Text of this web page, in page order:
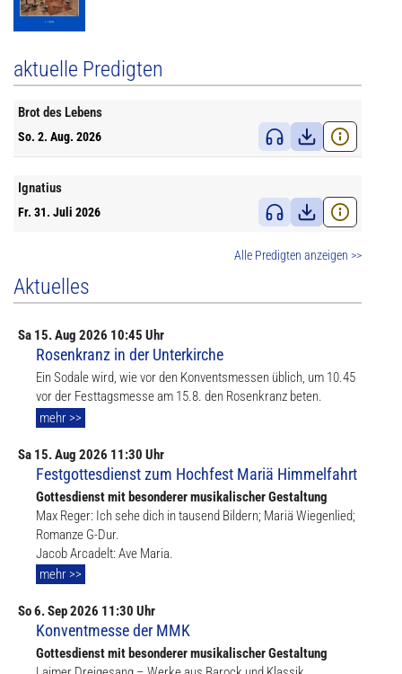
aktuelle Predigten
Brot des Lebens
So. 2. Aug. 2026
Ignatius
Fr. 31. Juli 2026
Alle Predigten anzeigen >>
Aktuelles
Sa 15. Aug 2026 10:45 Uhr
Rosenkranz in der Unterkirche
Ein Sodale wird, wie vor den Konventsmessen üblich, um 10.45
vor der Festtagsmesse am 15.8. den Rosenkranz beten.
mehr >>
Sa 15. Aug 2026 11:30 Uhr
Festgottesdienst zum Hochfest Mariä Himmelfahrt
Gottesdienst mit besonderer musikalischer Gestaltung
Max Reger: Ich sehe dich in tausend Bildern; Mariä Wiegenlied;
Romanze G-Dur.
Jacob Arcadelt: Ave Maria.
mehr >>
So6. Sep2026 11:30 Uhr
Konventmesse der MMK
Gottesdienst mit besonderer musikalischer Gestaltung